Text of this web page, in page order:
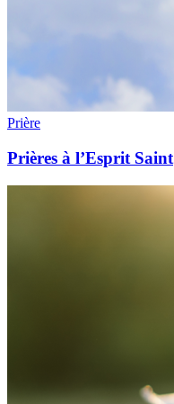
Prière
Prières à l’Esprit Saint